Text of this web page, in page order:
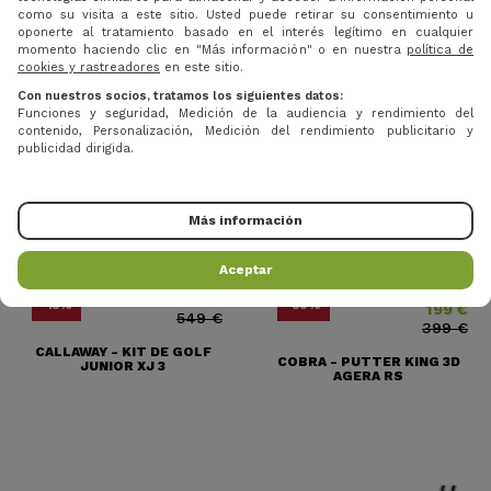
-15%
549 €
CALLAWAY - KIT DE GOLF
JUNIOR XJ 3
-50% 199 €
399 €
COBRA - PUTTER KING 3D
AGERA RS
como su visita a este sitio. Usted puede retirar su consentimiento u
oponerte al tratamiento basado en el interés legítimo en cualquier
momento haciendo clic en "Más información" o en nuestra política de
cookies y rastreadores en este sitio.
Con nuestros socios, tratamos los siguientes datos:
Funciones y seguridad, Medición de la audiencia y rendimiento del
contenido, Personalización, Medición del rendimiento publicitario y
publicidad dirigida.
Más información
Aceptar